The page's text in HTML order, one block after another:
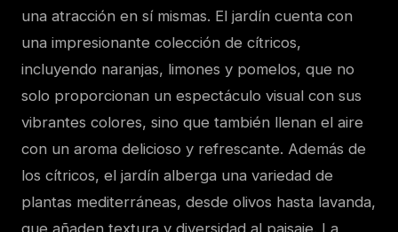
una atracción en sí mismas. El jardín cuenta con
una impresionante colección de cítricos,
incluyendo naranjas, limones y pomelos, que no
solo proporcionan un espectáculo visual con sus
vibrantes colores, sino que también llenan el aire
con un aroma delicioso y refrescante. Además de
los cítricos, el jardín alberga una variedad de
plantas mediterráneas, desde olivos hasta lavanda,